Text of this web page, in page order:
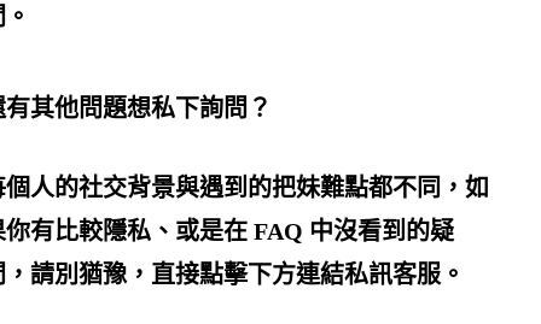
有其他問題想私下詢問？
個人的社交背景與遇到的把妹難點都不同，如
你有比較隱私、或是在 FAQ 中沒看到的疑
，請別猶豫，直接點擊下方連結私訊客服。